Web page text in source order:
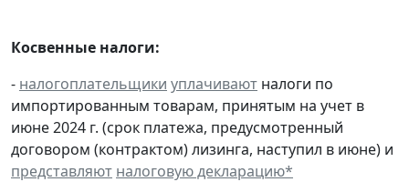
Косвенные налоги:
- налогоплательщики уплачивают налоги по
импортированным товарам, принятым на учет в
июне 2024 г. (срок платежа, предусмотренный
договором (контрактом) лизинга, наступил в июне) и
представляют налоговую декларацию*